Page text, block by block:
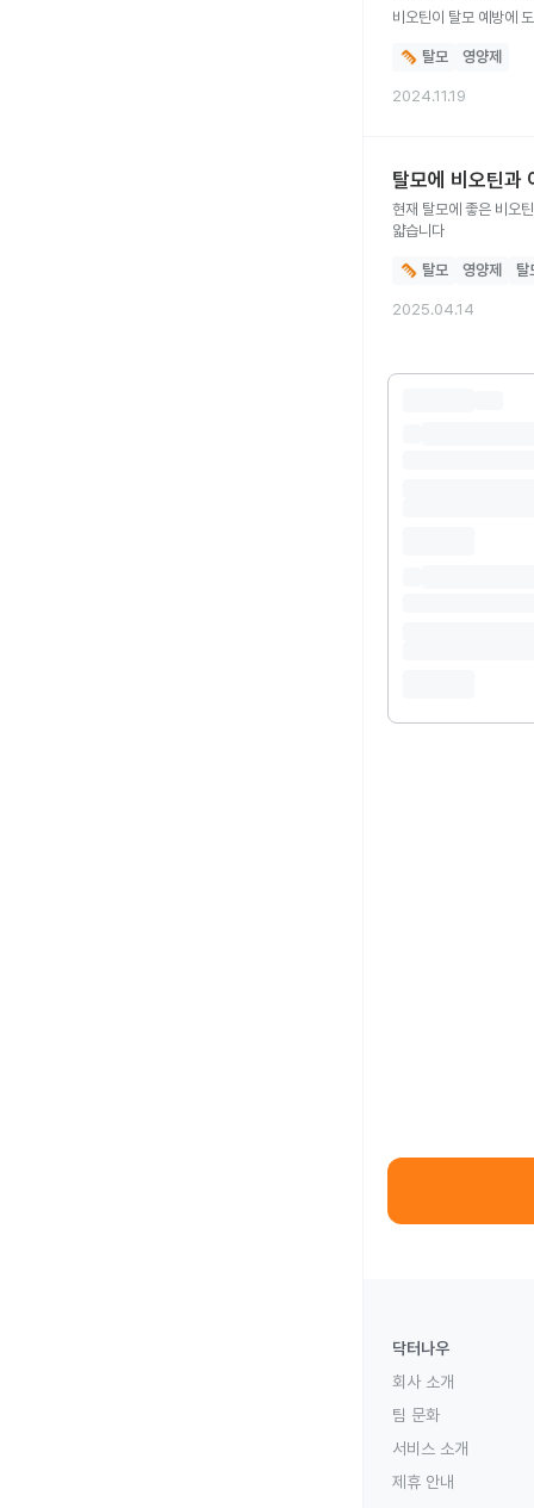
비오틴이 탈모 예방에
탈모 영양제
2024.11.19
탈모에 비오틴과
현재 탈모에 좋은 비오
얇습니다
탈모 영양제 탈
2025.04.14
닥터나우
회사 소개
팀 문화
서비스 소개
제휴 안내